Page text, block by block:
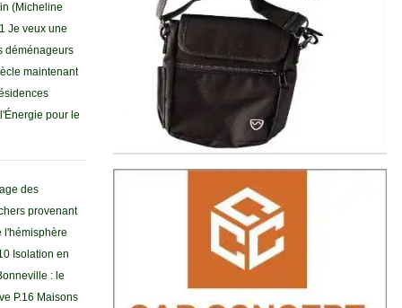
(Micheline
Je veux une
déménageurs
maintenant
pour le
des
provenant
l'hémisphère
Isolation en
: le
P.16 Maisons